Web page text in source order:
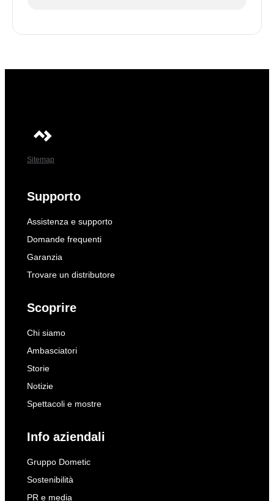
Sitemap
Supporto
Assistenza e supporto
Domande frequenti
Garanzia
Trovare un distributore
Scoprire
Chi siamo
Ambasciatori
Storie
Notizie
Spettacoli e mostre
Info aziendali
Gruppo Dometic
Sostenibilità
PR e media